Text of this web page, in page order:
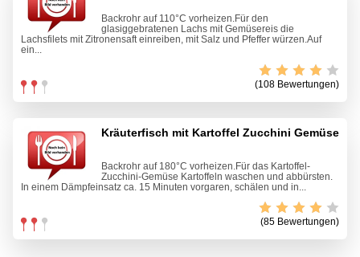
Backrohr auf 110°C vorheizen.Für den
glasiggebratenen Lachs mit Gemüsereis die
Lachsfilets mit Zitronensaft einreiben, mit Salz und Pfeffer würzen.Auf
ein...
(108 Bewertungen)
Kräuterfisch mit Kartoffel Zucchini Gemüse
Backrohr auf 180°C vorheizen.Für das Kartoffel-
Zucchini-Gemüse Kartoffeln waschen und abbürsten.
In einem Dämpfeinsatz ca. 15 Minuten vorgaren, schälen und in...
(85 Bewertungen)